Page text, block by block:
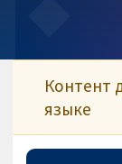
Контент
языке